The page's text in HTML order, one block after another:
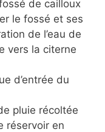
de cailloux
le fossé et ses
de l’eau de
vers la citerne
d’entrée du
pluie récoltée
réservoir en